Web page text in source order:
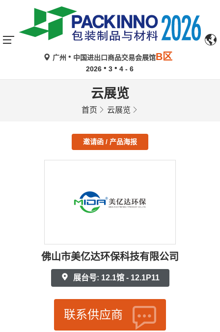
广州 中国进出口商品交易会展馆B区
2026 3 4 - 6
云展览
首页 云展览
邀请函 / 产品海报
佛山市美亿达环保科技有限公司
展台号: 12.1馆 - 12.1P11
联系供应商